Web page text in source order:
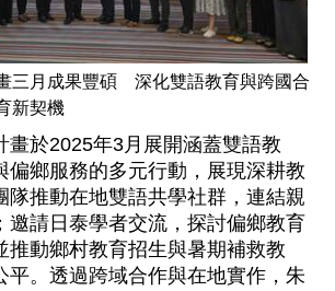
三月成果豐碩 深化雙語教育與跨國合
新契機
畫於2025年3月展開涵蓋雙語教
偏鄉服務的多元行動，展現深耕教
隊推動在地雙語共學社群，連結親
邀請日泰學者交流，探討偏鄉教育
推動鄉村教育招生與暑期補救教
平。透過跨域合作與在地實作，朱